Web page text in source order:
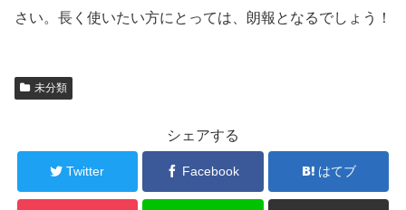
さい。長く使いたい方にとっては、朗報となるでしょう！
未分類
シェアする
Twitter Facebook はてブ